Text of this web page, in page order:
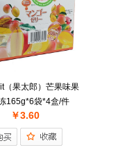
（果太郎）芒果味果
165g*6袋*4盒/件
￥3.60